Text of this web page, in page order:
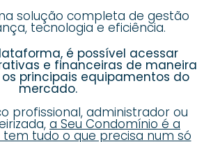
solução completa de gestão
tecnologia e eficiência.
é possível acessar
e financeiras de maneira
principais equipamentos do
mercado.
profissional, administrador ou
a Seu Condomínio é a
tudo o que precisa num só